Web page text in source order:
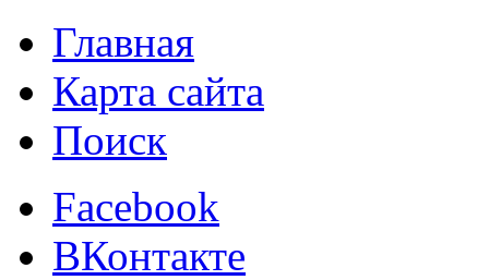
Главная
Карта сайта
Поиск
Facebook
ВКонтакте